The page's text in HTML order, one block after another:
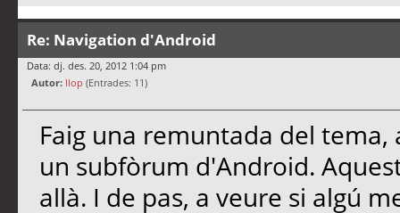
Re: Navigation d'Android
Data: dj. des. 20, 2012 1:04 pm
Autor: llop (Entrades: 11)
Faig una remuntada del
un subfòrum d'Android.
allà. I de pas, a veure si algú